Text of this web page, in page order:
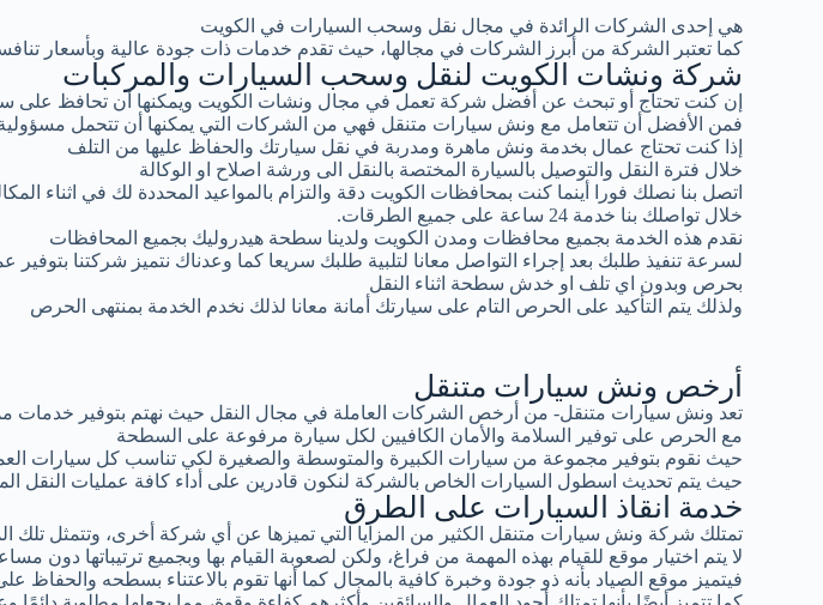
هي إحدى الشركات الرائدة في مجال نقل وسحب السيارات في الكويت
كما تعتبر الشركة من أبرز الشركات في مجالها، حيث تقدم خدمات ذات جودة عالية وبأسعار
شركة ونشات الكويت لنقل وسحب السيارات والمركبات
إن كنت تحتاج أو تبحث عن أفضل شركة تعمل في مجال ونشات الكويت ويمكنها أن تحافظ على
فمن الأفضل أن تتعامل مع ونش سيارات متنقل فهي من الشركات التي يمكنها أن تتحمل
إذا كنت تحتاج عمال بخدمة ونش ماهرة ومدربة في نقل سيارتك والحفاظ عليها من التلف
خلال فترة النقل والتوصيل بالسيارة المختصة بالنقل الى ورشة اصلاح او الوكالة
اتصل بنا نصلك فورا أينما كنت بمحافظات الكويت دقة والتزام بالمواعيد المحددة لك في اثناء
خلال تواصلك بنا خدمة 24 ساعة على جميع الطرقات.
نقدم هذه الخدمة بجميع محافظات ومدن الكويت ولدينا سطحة هيدروليك بجميع المحافظات
لسرعة تنفيذ طلبك بعد إجراء التواصل معانا لتلبية طلبك سريعا كما وعدناك نتميز شركتنا
بحرص وبدون اي تلف او خدش سطحة اثناء النقل
ولذلك يتم التأكيد على الحرص التام على سيارتك أمانة معانا لذلك نخدم الخدمة بمنتهى الحرص
أرخص ونش سيارات متنقل
تعد ونش سيارات متنقل- من أرخص الشركات العاملة في مجال النقل حيث نهتم بتوفير خدمات
مع الحرص على توفير السلامة والأمان الكافيين لكل سيارة مرفوعة على السطحة
حيث نقوم بتوفير مجموعة من سيارات الكبيرة والمتوسطة والصغيرة لكي تناسب كل سيارات
حيث يتم تحديث اسطول السيارات الخاص بالشركة لنكون قادرين على أداء كافة عمليات النقل
خدمة انقاذ السيارات على الطرق
تمتلك شركة ونش سيارات متنقل الكثير من المزايا التي تميزها عن أي شركة أخرى، وتتمثل تلك
لا يتم اختيار موقع للقيام بهذه المهمة من فراغ، ولكن لصعوبة القيام بها وبجميع ترتيباتها دون
فيتميز موقع الصياد بأنه ذو جودة وخبرة كافية بالمجال كما أنها تقوم بالاعتناء بسطحه والحفاظ